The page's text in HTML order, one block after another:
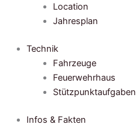
Location
Jahresplan
Technik
Fahrzeuge
Feuerwehrhaus
Stützpunktaufgaben
Infos & Fakten